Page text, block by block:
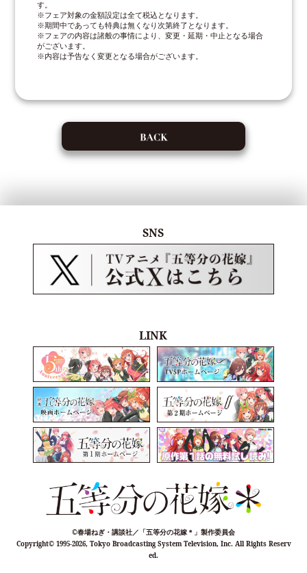
す。
※フェア対象の金額設定は全て税込となります。
※期間中であっても特典は無くなり次第終了となります。
※フェアの内容は諸般の事情により、変更・延期・中止となる場合
がございます。
※内容は予告なく変更となる場合がございます。
SNS
LINK
©春場ねぎ・講談社／「五等分の花嫁＊」製作委員会
Copyright©1995-2026, Tokyo Broadcasting System Television, Inc. All Rights Reserv
ed.